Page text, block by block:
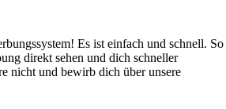
Es ist einfach und schnell. So
direkt sehen und dich schneller
nicht und bewirb dich über unsere